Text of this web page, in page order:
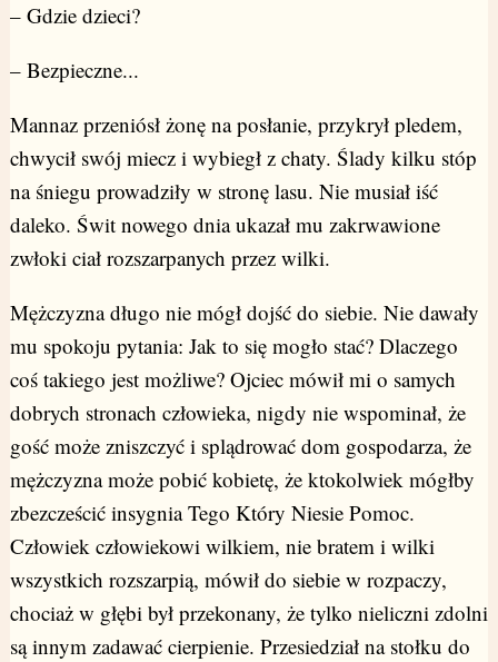
– Gdzie dzieci?
– Bezpieczne...
Mannaz przeniósł żonę na posłanie, przykrył pledem,
chwycił swój miecz i wybiegł z chaty. Ślady kilku stóp
na śniegu prowadziły w stronę lasu. Nie musiał iść
daleko. Świt nowego dnia ukazał mu zakrwawione
zwłoki ciał rozszarpanych przez wilki.
Mężczyzna długo nie mógł dojść do siebie. Nie dawały
mu spokoju pytania: Jak to się mogło stać? Dlaczego
coś takiego jest możliwe? Ojciec mówił mi o samych
dobrych stronach człowieka, nigdy nie wspominał, że
gość może zniszczyć i splądrować dom gospodarza, że
mężczyzna może pobić kobietę, że ktokolwiek mógłby
zbezcześcić insygnia Tego Który Niesie Pomoc.
Człowiek człowiekowi wilkiem, nie bratem i wilki
wszystkich rozszarpią, mówił do siebie w rozpaczy,
chociaż w głębi był przekonany, że tylko nieliczni zdolni
są innym zadawać cierpienie. Przesiedział na stołku do